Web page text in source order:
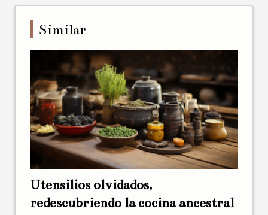
Similar
Utensilios olvidados,
redescubriendo la cocina ancestral